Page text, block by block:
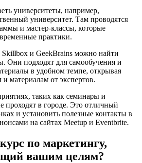
университеты, например,
университет. Там проводятся
и мастер-классы, которые
практики.
и GeekBrains можно найти
Они подходят для самообучения и
в удобном темпе, открывая
и материалам от экспертов.
таких как семинары и
проходят в городе. Это отличный
и установить полезные контакты в
на сайтах Meetup и Eventbrite.
по маркетингу,
вашим целям?